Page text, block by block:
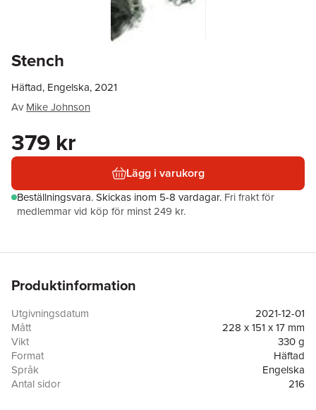
Stench
Häftad, Engelska, 2021
Av Mike Johnson
379 kr
Lägg i varukorg
Beställningsvara.Skickas inom 5-8 vardagar. Fri frakt för
medlemmar vid köp för minst 249 kr.
Produktinformation
Utgivningsdatum
2021-12-01
Mått
228 x 151 x 17 mm
Vikt
330 g
Format
Häftad
Språk
Engelska
Antal sidor
216